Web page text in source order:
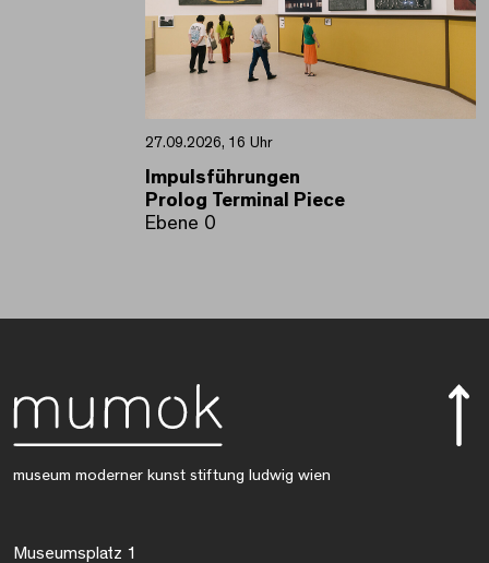
27.09.2026, 16 Uhr
Impulsführungen
Prolog Terminal Piece
Ebene 0
museum moderner kunst stiftung ludwig wien
Museumsplatz 1